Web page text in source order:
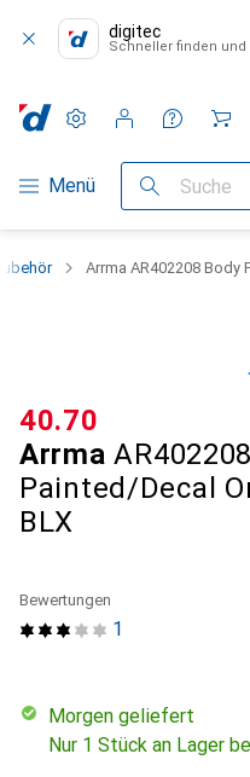
digitec
Schneller finden und
Navigation nach Kategorien
Menü Suche
Einstellungen
Kundenkonto
Vergleichslisten
Merklisten
Warenkorb
Arrma AR402208 Body
Arrma
Painted/Decal
BLX
CHF
40.70
1
Bewertungen
morgen geliefert
Nur 1 Stück an Lager